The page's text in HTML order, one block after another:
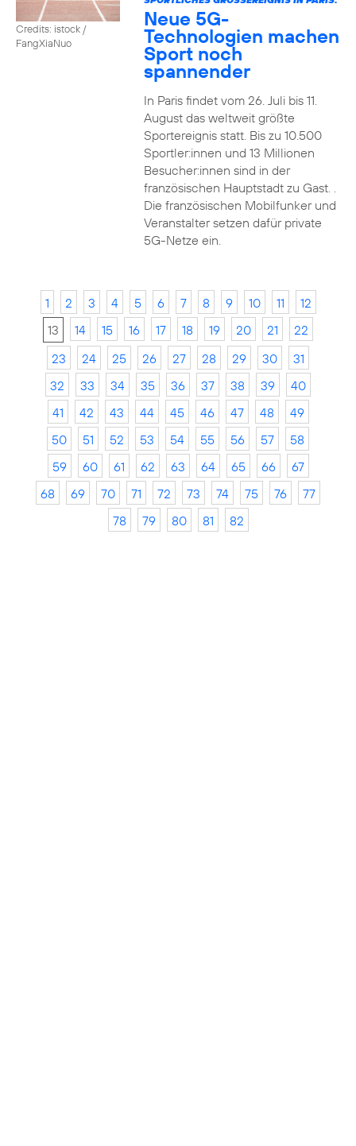
Credits: istock /
FangXiaNuo
Neue 5G-
Technologien machen
Sport noch
spannender
In Paris findet vom 26. Juli bis 11.
August das weltweit größte
Sportereignis statt. Bis zu 10.500
Sportler:innen und 13 Millionen
Besucher:innen sind in der
französischen Hauptstadt zu Gast. .
Die französischen Mobilfunker und
Veranstalter setzen dafür private
5G-Netze ein.
1 2 3 4 5 6 7 8 9 10 11
12
13
14 15 16 17 18 19 20 21
22
23
24 25 26 27 28 29 30
31
32
33 34 35 36 37 38 39
40
41
42 43 44 45 46 47 48
49
50
51 52 53 54 55 56 57
58
59
60 61 62 63 64 65 66
67
68
69 70 71 72 73 74 75 76
77
78
79 80 81 82